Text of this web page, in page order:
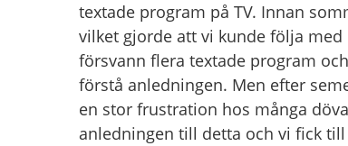
textade program på TV. Innan
vilket gjorde att vi kunde följa
försvann flera textade program
förstå anledningen. Men efter
en stor frustration hos många
anledningen till detta och vi fick